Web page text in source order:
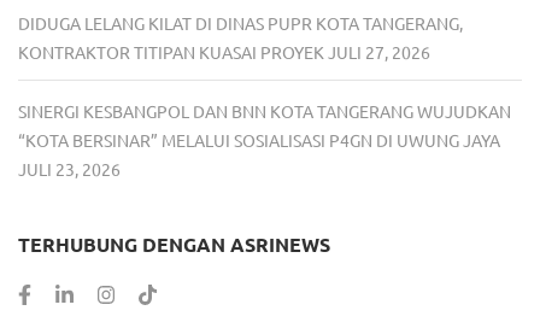
DIDUGA LELANG KILAT DI DINAS PUPR KOTA TANGERANG,
KONTRAKTOR TITIPAN KUASAI PROYEK JULI 27, 2026
SINERGI KESBANGPOL DAN BNN KOTA TANGERANG WUJUDKAN
“KOTA BERSINAR” MELALUI SOSIALISASI P4GN DI UWUNG JAYA
JULI 23, 2026
TERHUBUNG DENGAN ASRINEWS